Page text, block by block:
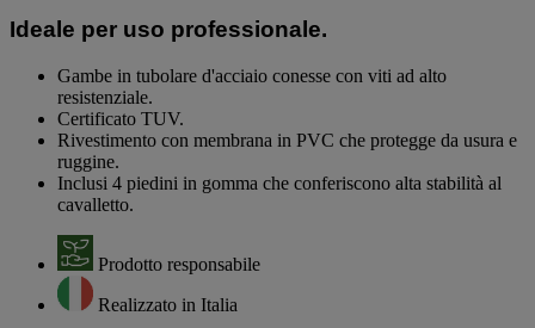
Ideale per uso professionale.
Gambe in tubolare d'acciaio conesse con viti ad alto
resistenziale.
Certificato TUV.
Rivestimento con membrana in PVC che protegge da usura e
ruggine.
Inclusi 4 piedini in gomma che conferiscono alta stabilità al
cavalletto.
Prodotto responsabile
Realizzato in Italia